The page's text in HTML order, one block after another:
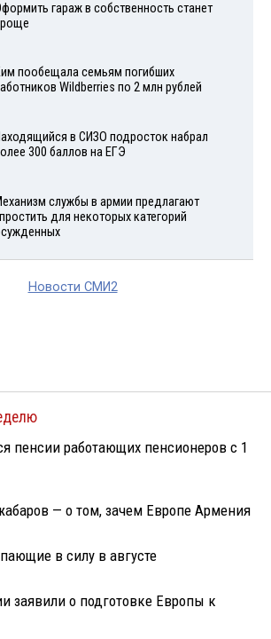
гараж в собственность станет
пообещала семьям погибших
Wildberries по 2 млн рублей
в СИЗО подросток набрал
300 баллов на ЕГЭ
службы в армии предлагают
для некоторых категорий
Новости СМИ2
пенсии работающих пенсионеров с 1
— о том, зачем Европе Армения
в силу в августе
заявили о подготовке Европы к